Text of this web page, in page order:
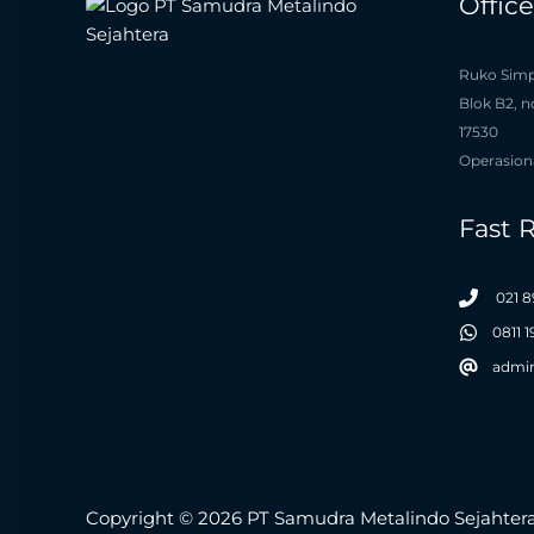
Ruko
Blok B2,
17530
Fast
021
0811
Copyright © 2026 PT Samudra Metalindo